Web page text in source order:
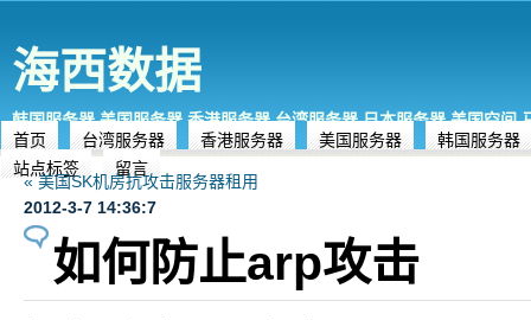
海西数据
韩国服务器,美国服务器,香港服务器,台湾服务器,日本服务器,美国空间
首页
台湾服务器 香港服务器 美国服务器
韩国服务器
站点标签
留言
« 美国SK机房抗攻击服务器租用
2012-3-7 14:36:7
如何防止arp攻击